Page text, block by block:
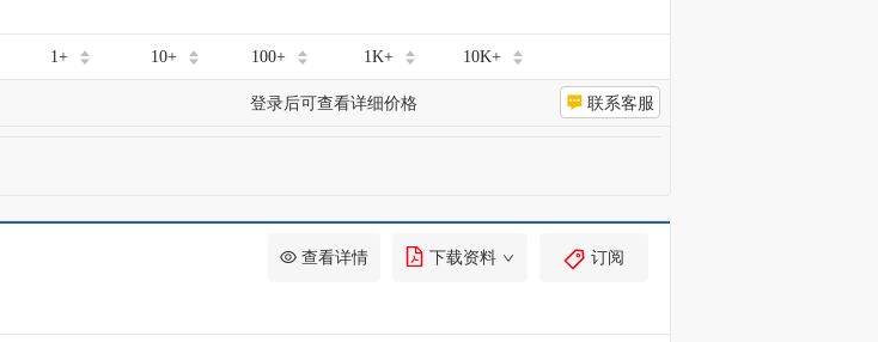
1+ 10+ 100+ 1K+ 10K+
登录后可查看详细价格 联系客服
查看详情 下载资料 订阅